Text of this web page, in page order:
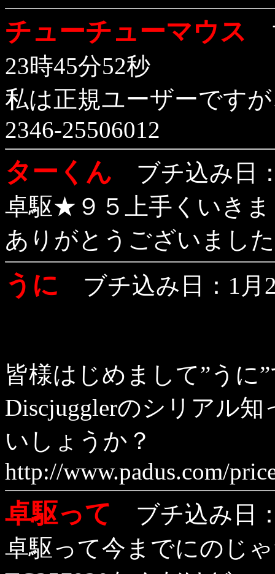
チューチューマウス
23時45分52秒
私は正規ユーザーです
2346-25506012
ターくん ブチ込み日
卓駆★９５上手くいき
ありがとうございまし
うに ブチ込み日：1月
皆様はじめまして”うに
Discjugglerのシリアル
いしょうか？
http://www.padus.com/
卓駆って ブチ込み日
卓駆って今までにのじ